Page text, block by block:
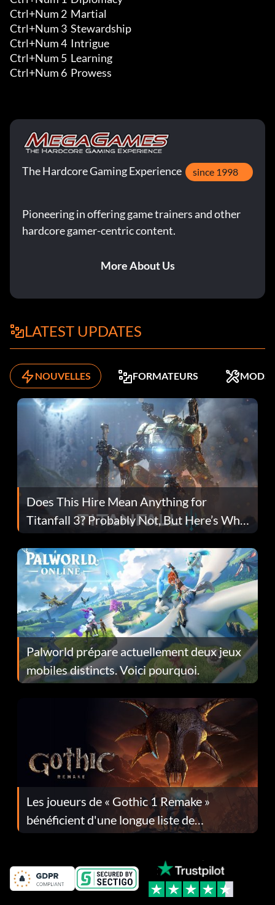
Ctrl+Num 2  Martial
Ctrl+Num 3  Stewardship
Ctrl+Num 4  Intrigue
Ctrl+Num 5  Learning
Ctrl+Num 6  Prowess
The Hardcore Gaming Experience since 1998
Pioneering in offering game trainers and other
hardcore gamer-centric content.
More About Us
LATEST UPDATES
NOUVELLES FORMATEURS MODS
Does This Hire Mean Anything for
Titanfall 3? Probably Not, But Here’s Why
Fans Are Hopeful
Palworld prépare actuellement deux jeux
mobiles distincts. Voici pourquoi.
Les joueurs de « Gothic 1 Remake »
bénéficient d'une longue liste de
corrections dans la mise à jour 1.0.4